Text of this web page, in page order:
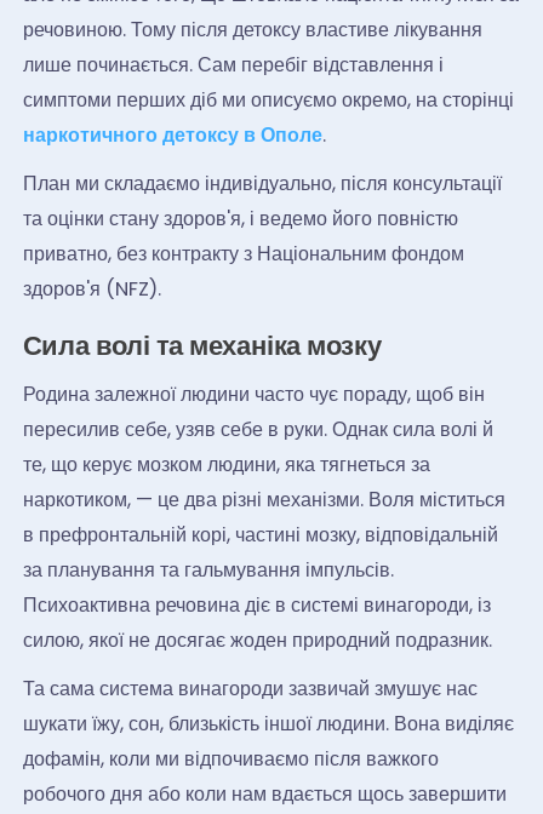
речовиною. Тому після детоксу властиве лікування
лише починається. Сам перебіг відставлення і
симптоми перших діб ми описуємо окремо, на сторінці
наркотичного детоксу в Ополе.
План ми складаємо індивідуально, після консультації
та оцінки стану здоров'я, і ведемо його повністю
приватно, без контракту з Національним фондом
здоров'я (NFZ).
Сила волі та механіка мозку
Родина залежної людини часто чує пораду, щоб він
пересилив себе, узяв себе в руки. Однак сила волі й
те, що керує мозком людини, яка тягнеться за
наркотиком, — це два різні механізми. Воля міститься
в префронтальній корі, частині мозку, відповідальній
за планування та гальмування імпульсів.
Психоактивна речовина діє в системі винагороди, із
силою, якої не досягає жоден природний подразник.
Та сама система винагороди зазвичай змушує нас
шукати їжу, сон, близькість іншої людини. Вона виділяє
дофамін, коли ми відпочиваємо після важкого
робочого дня або коли нам вдається щось завершити